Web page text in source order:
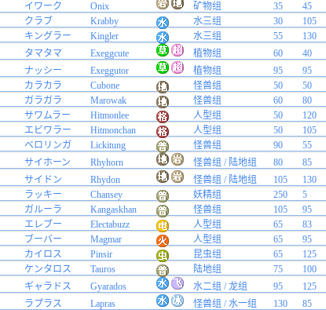
イワーク Onix 矿物组 35 45
クラブ Krabby 水三组 30 105
キングラー Kingler 水三组 55 130
タマタマ Exeggcute 植物组 60 40
ナッシー Exeggutor 植物组 95 95
カラカラ Cubone 怪兽组 50 50
ガラガラ Marowak 怪兽组 60 80
サワムラー Hitmonlee 人型组 50 120
エビワラー Hitmonchan 人型组 50 105
ベロリンガ Lickitung 怪兽组 90 55
サイホーン Rhyhorn 怪兽组 / 陆地组 80 85
サイドン Rhydon 怪兽组 / 陆地组 105 130
ラッキー Chansey 妖精组 250 5
ガルーラ Kangaskhan 怪兽组 105 95
エレブー Electabuzz 人型组 65 83
ブーバー Magmar 人型组 65 95
カイロス Pinsir 昆虫组 65 125
ケンタロス Tauros 陆地组 75 100
ギャラドス Gyarados 水二组 / 龙组 95 125
ラプラス Lapras 怪兽组 / 水一组 130 85